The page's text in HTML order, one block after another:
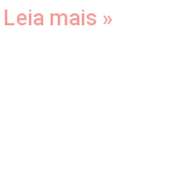
Leia mais »